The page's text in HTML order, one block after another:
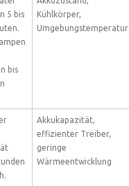
5 bis
bis
Kühlkörper,
Umgebungstemperatur
Akkukapazität,
effizienter Treiber,
geringe
Wärmeentwicklung